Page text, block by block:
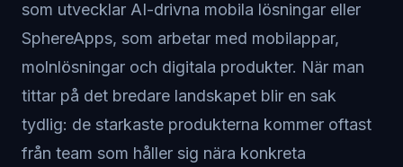
som utvecklar AI-drivna mobila lösningar eller
SphereApps, som arbetar med mobilappar,
molnlösningar och digitala produkter. När man
tittar på det bredare landskapet blir en sak
tydlig: de starkaste produkterna kommer oftast
från team som håller sig nära konkreta